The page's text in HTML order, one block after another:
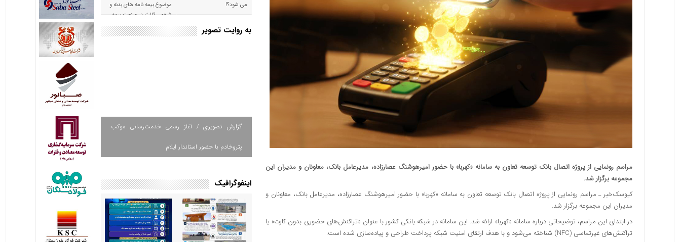
مراسم رونمایی از پروژه اتصال بانک توسعه تعاون به سامانه «کهربا» با حضور امیرهوشنگ عصارزاده، مدیرعامل بانک، معاونان و مدیران این
مجموعه برگزار شد.
کیوسک‌خبر ـ مراسم رونمایی از پروژه اتصال بانک توسعه تعاون به سامانه «کهربا» با حضور امیرهوشنگ عصارزاده، مدیرعامل بانک، معاونان و
مدیران این مجموعه برگزار شد.
در ابتدای این مراسم، توضیحاتی درباره سامانه «کهربا» ارائه شد. این سامانه در شبکه بانکی کشور با عنوان «تراکنش‌های حضوری بدون کارت» یا
تراکنش‌های غیرتماسی (NFC) شناخته می‌شود و با هدف ارتقای امنیت شبکه پرداخت طراحی و پیاده‌سازی شده است.
می شود؟!
موضوع بیمه نامه های بدنه و
شخص ثالث در صنعت بیمه
به روایت تصویر
گزارش تصویری / آغاز رسمی خدمت‌رسانی موکب
پتروخادم با حضور استاندار ایلام
اینفوگرافیک